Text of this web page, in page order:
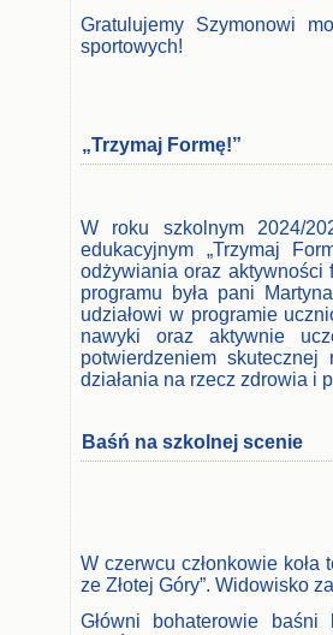
Gratulujemy Szymonowi
sportowych!
„Trzymaj Formę!”
W roku szkolnym 2024/
edukacyjnym „Trzymaj
odżywiania oraz aktywności
programu była pani
udziałowi w programie
nawyki oraz aktywnie
potwierdzeniem skutecznej
działania na rzecz zdrowia i
Baśń na szkolnej scenie
W czerwcu członkowie
ze Złotej Góry”. Widowisko
Główni bohaterowie